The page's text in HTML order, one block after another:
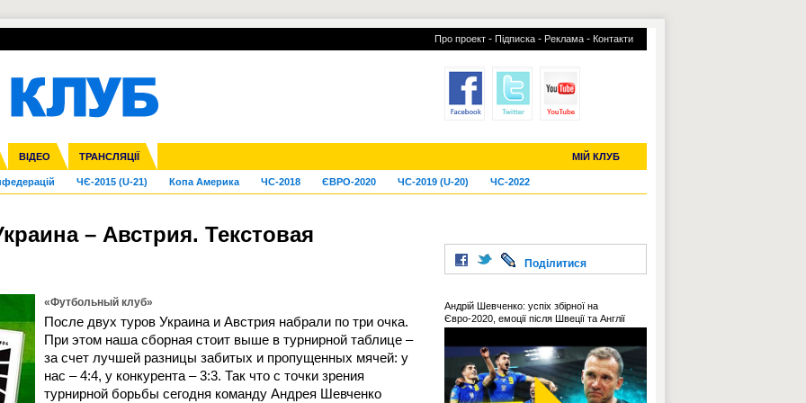
Про проект - Підписка - Реклама - Контакти
ВІДЕО ТРАНСЛЯЦІЇ МІЙ КЛУБ
ліга Кубок України Молодіжка
Ліга націй Ліга конференцій
Франція Інші
ЧЄ-2015 (U-21) Копа Америка ЧС-2018 ЄВРО-2020 ЧС-2019 (U-20) ЧС-2022
УПЛ-ПЕРЕХОДИ УСІ ТРАНСФЕРИ
– Австрия. Текстовая
«Футбольный клуб»
После двух туров Украина и Австрия набрали по три очка.
При этом наша сборная стоит выше в турнирной таблице –
за счет лучшей разницы забитых и пропущенных мячей: у
нас – 4:4, у конкурента – 3:3. Так что с точки зрения
турнирной борьбы сегодня команду Андрея Шевченко
Поділитися
Андрій Шевченко: успіх збірної на
Євро-2020, емоції після Швеції та Англії